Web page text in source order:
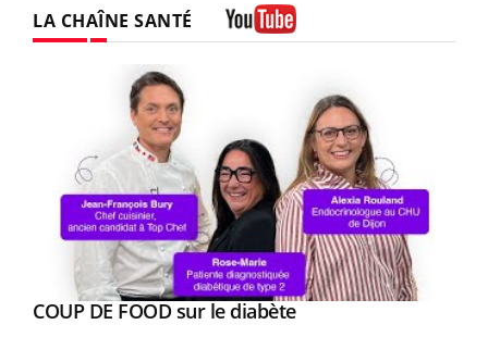
LA CHAÎNE SANTÉ
Youtube
COUP DE FOOD sur le diabèteYoutube